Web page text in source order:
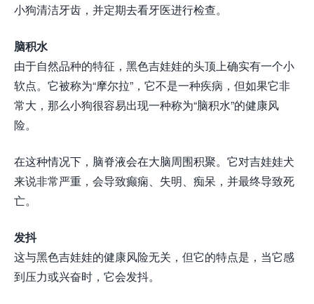
小狗清洁牙齿，并定期去看牙医进行检查。
脑积水
由于自然品种的特征，黑色吉娃娃的头顶上确实有一个小
软点。它被称为“摩尔拉”，它不是一种疾病，但如果它非
常大，那么小狗很容易出现一种称为“脑积水”的健康风
险。
在这种情况下，脑脊液会在大脑周围积聚。它对吉娃娃犬
来说非常严重，会导致癫痫、失明、痴呆，并最终导致死
亡。
发抖
这与黑色吉娃娃的健康风险无关，但它的特点是，当它感
到压力或兴奋时，它会发抖。